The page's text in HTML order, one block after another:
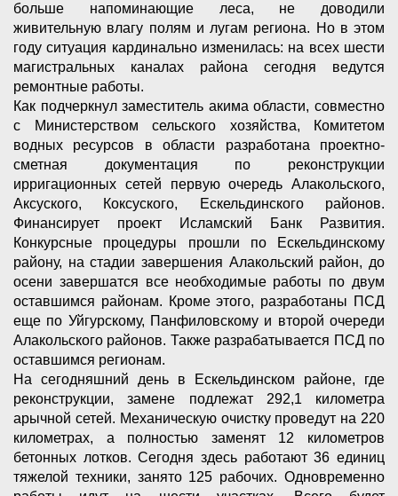
больше напоминающие леса, не доводили
живительную влагу полям и лугам региона. Но в этом
году ситуация кардинально изменилась: на всех шести
магистральных каналах района сегодня ведутся
ремонтные работы.
Как подчеркнул заместитель акима области, совместно
с Министерством сельского хозяйства, Комитетом
водных ресурсов в области разработана проектно-
сметная документация по реконструкции
ирригационных сетей первую очередь Алакольского,
Аксуского, Коксуского, Ескельдинского районов.
Финансирует проект Исламский Банк Развития.
Конкурсные процедуры прошли по Ескельдинскому
району, на стадии завершения Алакольский район, до
осени завершатся все необходимые работы по двум
оставшимся районам. Кроме этого, разработаны ПСД
еще по Уйгурскому, Панфиловскому и второй очереди
Алакольского районов. Также разрабатывается ПСД по
оставшимся регионам.
На сегодняшний день в Ескельдинском районе, где
реконструкции, замене подлежат 292,1 километра
арычной сетей. Механическую очистку проведут на 220
километрах, а полностью заменят 12 километров
бетонных лотков. Сегодня здесь работают 36 единиц
тяжелой техники, занято 125 рабочих. Одновременно